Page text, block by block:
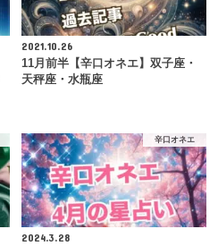
2021.10.26
11月前半【辛口オネエ】双子座・
天秤座・水瓶座
辛口オネエ
2024.3.28